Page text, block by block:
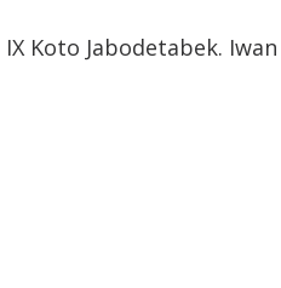
Koto Jabodetabek.